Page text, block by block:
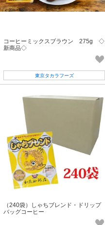
コーヒーミックスブラウン 275g ◇
新商品◇
東京タカラフーズ
（240袋）しゃちブレンド・ドリップ
バッグコーヒー